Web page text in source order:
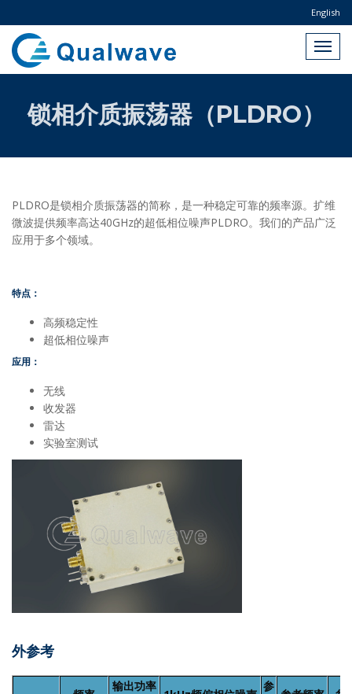
English
锁相介质振荡器（PLDRO）
PLDRO是锁相介质振荡器的简称，是一种稳定可靠的频率源。扩维
微波提供频率高达40GHz的超低相位噪声PLDRO。我们的产品广泛
应用于多个领域。
特点：
高频稳定性
超低相位噪声
应用：
无线
收发器
雷达
实验室测试
外参考
输出功率
参